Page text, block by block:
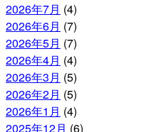
2026年7月 (4)
2026年6月 (7)
2026年5月 (7)
2026年4月 (4)
2026年3月 (5)
2026年2月 (5)
2026年1月 (4)
2025年12月 (6)